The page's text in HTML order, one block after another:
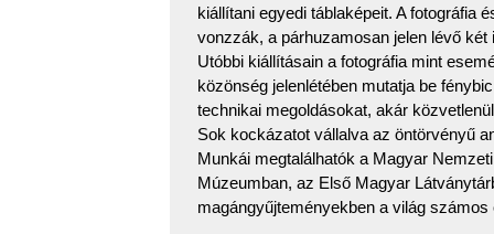
kiállítani egyedi táblaképeit. A fotográfia
vonzzák, a párhuzamosan jelen lévő
Utóbbi kiállításain a fotográfia mint
közönség jelenlétében mutatja be
technikai megoldásokat, akár
Sok kockázatot vállalva az öntörvényű
Munkái megtalálhatók a Magyar
Múzeumban, az Első Magyar
magángyűjteményekben a világ számos